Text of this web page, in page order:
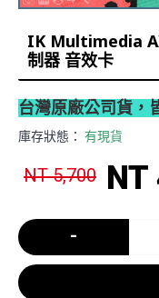
IK Multimedia
制器 音效卡
台灣原廠公司貨，
庫存狀態： 有現貨
NT 5,700 NT
-